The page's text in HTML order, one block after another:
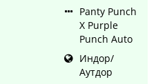
Panty Punch
X Purple
Punch Auto
Индор/
Аутдор